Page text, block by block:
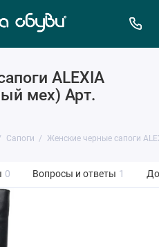
ALEXIA
мех) Арт.
Сапоги Женские черные сапоги
0 Вопросы и ответы 1